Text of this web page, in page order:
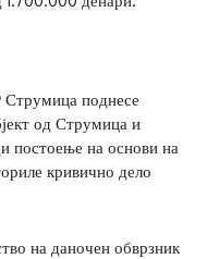
поднесе
од Струмица и
постоење на основи на
кривично дело
на даночен обврзник